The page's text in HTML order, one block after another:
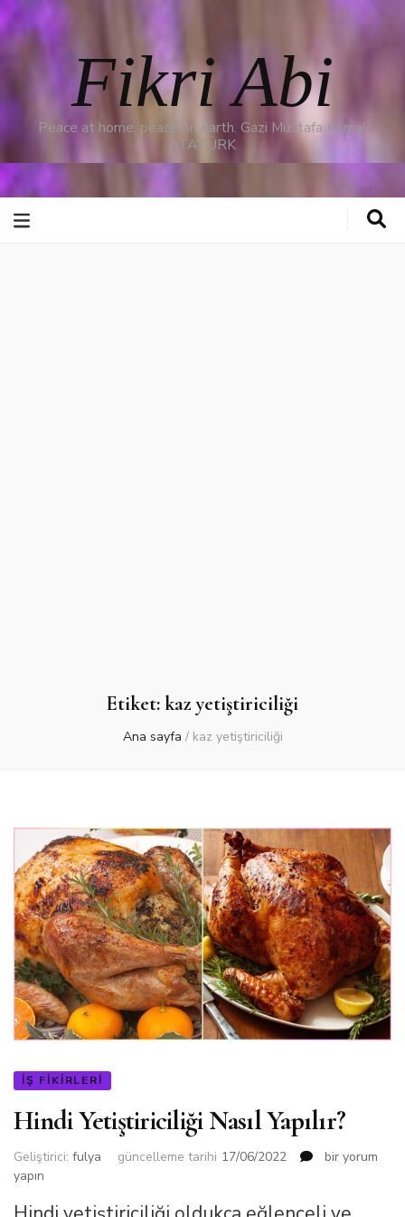
Fikri Abi
Peace at home, peace on earth. Gazi Mustafa Kemal
ATATÜRK
Etiket:kaz yetiştiriciliği
Ana sayfa / kaz yetiştiriciliği
İŞ FIKIRLERI
Hindi Yetiştiriciliği Nasıl Yapılır?
Geliştirici: fulya güncelleme tarihi 17/06/2022
Hindi
Yapılır?
bir yorum
yapın